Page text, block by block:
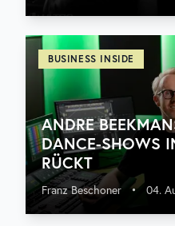
BUSINESS INSIDE
ANDRE
DANCE-SHOWS
RÜCKT
Franz Beschoner • 04.